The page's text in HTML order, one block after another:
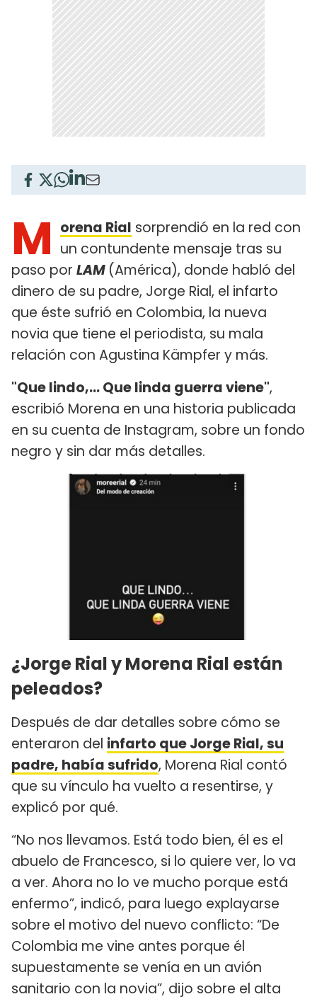
M orena Rial sorprendió en la red con
un contundente mensaje tras su
paso por LAM (América), donde habló del
dinero de su padre, Jorge Rial, el infarto
que éste sufrió en Colombia, la nueva
novia que tiene el periodista, su mala
relación con Agustina Kämpfer y más.
"Que lindo,... Que linda guerra viene",
escribió Morena en una historia publicada
en su cuenta de Instagram, sobre un fondo
negro y sin dar más detalles.
¿Jorge Rial y Morena Rial están
peleados?
Después de dar detalles sobre cómo se
enteraron del infarto que Jorge Rial, su
padre, había sufrido, Morena Rial contó
que su vínculo ha vuelto a resentirse, y
explicó por qué.
“No nos llevamos. Está todo bien, él es el
abuelo de Francesco, si lo quiere ver, lo va
a ver. Ahora no lo ve mucho porque está
enfermo”, indicó, para luego explayarse
sobre el motivo del nuevo conflicto: “De
Colombia me vine antes porque él
supuestamente se venía en un avión
sanitario con la novia”, dijo sobre el alta